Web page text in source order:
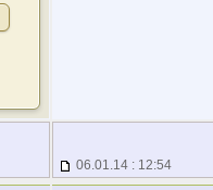
06.01.14 : 12:54